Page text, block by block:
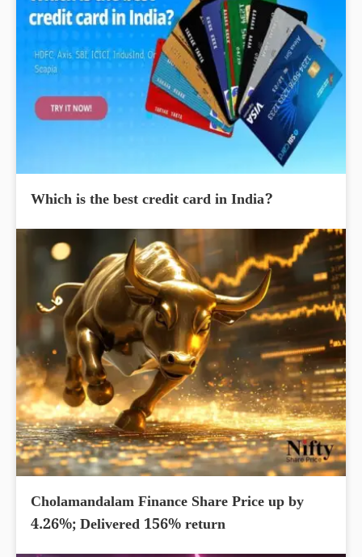
Which is the best credit card in India?
Cholamandalam Finance Share Price up by
4.26%; Delivered 156% return